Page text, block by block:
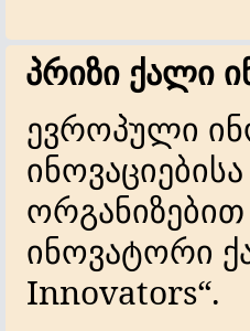
პრიზი ქალი
ევროპული
ინოვაციებისა
ორგანიზებით
ინოვატორი
Innovators“.